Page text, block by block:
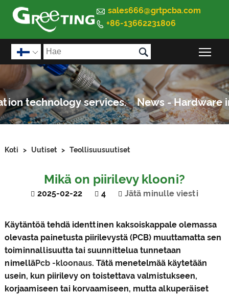
 sales666@grtpcba.com
 +86-13662231806
 
Koti > Uutiset > Teollisuusuutiset
Mikä on piirilevy klooni?
2025-02-22 4 Jätä minulle viesti
Käytäntöä tehdä identtinen kaksoiskappale olemassa
olevasta painetusta piirilevystä (PCB) muuttamatta sen
toiminnallisuutta tai suunnittelua tunnetaan
nimelläPcb -kloonaus. Tätä menetelmää käytetään
usein, kun piirilevy on toistettava valmistukseen,
korjaamiseen tai korvaamiseen, mutta alkuperäiset